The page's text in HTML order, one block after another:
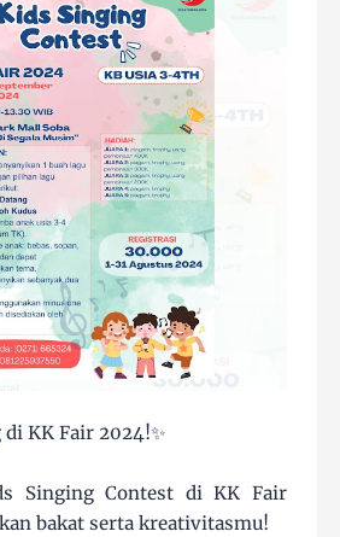
di KK Fair 2024!✨
Singing Contest di KK Fair
bakat serta kreativitasmu!